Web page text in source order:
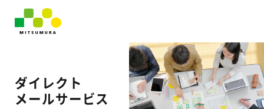
ダイレクト
メールサービス